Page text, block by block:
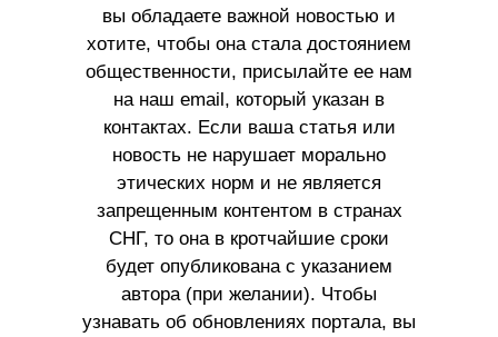
вы обладаете важной новостью и
хотите, чтобы она стала достоянием
общественности, присылайте ее нам
на наш email, который указан в
контактах. Если ваша статья или
новость не нарушает морально
этических норм и не является
запрещенным контентом в странах
СНГ, то она в кротчайшие сроки
будет опубликована с указанием
автора (при желании). Чтобы
узнавать об обновлениях портала, вы